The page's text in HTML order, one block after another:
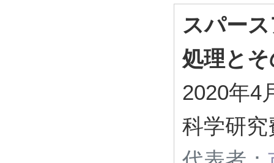
スパー
処理と
2020年4
科学研